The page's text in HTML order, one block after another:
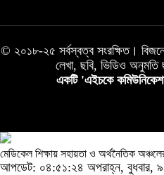
© ২০১৮-২৫ সর্বস্বত্ব সংরক্ষিত।
লেখা, ছবি, ভিডিও অনুমতি
একটি 'এইচকে
মেডিকেল শিক্ষায় সহায়তা ও অর্থনৈতিক
আপডেট: ০৪:৫১:২৪ অপরাহ্ন, বুধবার,